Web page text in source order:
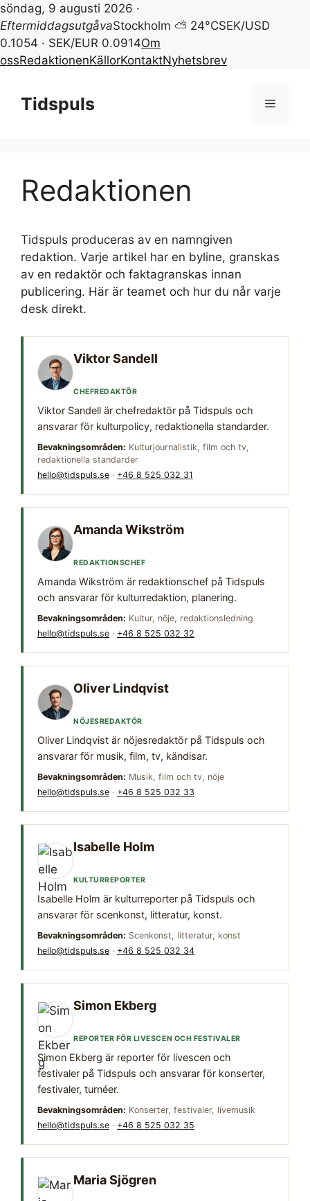
söndag, 9 augusti 2026 ·
EftermiddagsutgåvaStockholm ⛅ 24°CSEK/USD
0.1054 · SEK/EUR 0.0914Om
ossRedaktionenKällorKontaktNyhetsbrev
innehållTidspuls Meny
Redaktionen
Tidspuls produceras av en namngiven
redaktion. Varje artikel har en byline, granskas
av en redaktör och faktagranskas innan
publicering. Här är teamet och hur du når varje
desk direkt.
Viktor Sandell
CHEFREDAKTÖR
Viktor Sandell är chefredaktör på Tidspuls och
ansvarar för kulturpolicy, redaktionella standarder.
Bevakningsområden: Kulturjournalistik, film och tv,
redaktionella standarder
hello@tidspuls.se · +46 8 525 032 31
Amanda Wikström
REDAKTIONSCHEF
Amanda Wikström är redaktionschef på Tidspuls
och ansvarar för kulturredaktion, planering.
Bevakningsområden: Kultur, nöje, redaktionsledning
hello@tidspuls.se · +46 8 525 032 32
Oliver Lindqvist
NÖJESREDAKTÖR
Oliver Lindqvist är nöjesredaktör på Tidspuls och
ansvarar för musik, film, tv, kändisar.
Bevakningsområden: Musik, film och tv, nöje
hello@tidspuls.se · +46 8 525 032 33
Isabelle Holm
KULTURREPORTER
Isabelle Holm är kulturreporter på Tidspuls och
ansvarar för scenkonst, litteratur, konst.
Bevakningsområden: Scenkonst, litteratur, konst
hello@tidspuls.se · +46 8 525 032 34
Simon Ekberg
REPORTER FÖR LIVESCEN OCH FESTIVALER
Simon Ekberg är reporter för livescen och
festivaler på Tidspuls och ansvarar för konserter,
festivaler, turnéer.
Bevakningsområden: Konserter, festivaler, livemusik
hello@tidspuls.se · +46 8 525 032 35
Maria Sjögren